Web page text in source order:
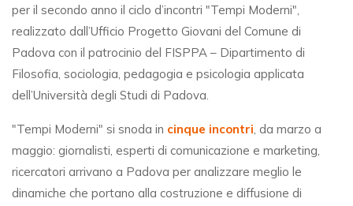
per il secondo anno il ciclo d’incontri "Tempi Moderni",
realizzato dall’Ufficio Progetto Giovani del Comune di
Padova con il patrocinio del FISPPA – Dipartimento di
Filosofia, sociologia, pedagogia e psicologia applicata
dell’Università degli Studi di Padova.
"Tempi Moderni" si snoda in cinque incontri, da marzo a
maggio: giornalisti, esperti di comunicazione e marketing,
ricercatori arrivano a Padova per analizzare meglio le
dinamiche che portano alla costruzione e diffusione di